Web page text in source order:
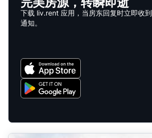
下载 liv.rent 应用，当房东回复时立即收到
通知。